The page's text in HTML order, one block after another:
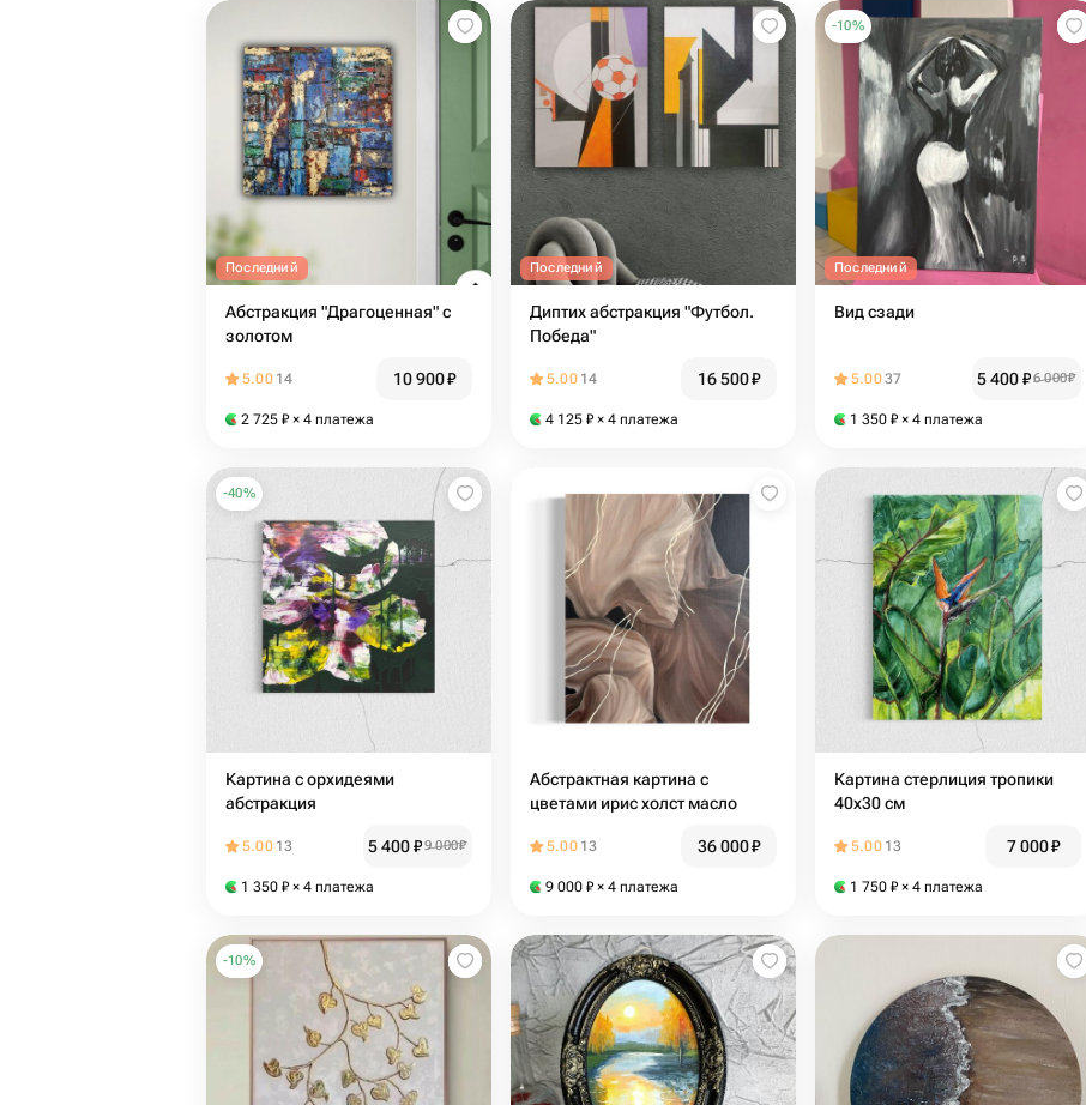
Последний
Абстракция "Драгоценная" с
золотом
5.00 14 10 900₽
2 725 ₽ × 4 платежа
Последний
Диптих абстракция "Футбол.
Победа"
5.00 14 16 500₽
4 125 ₽ × 4 платежа
-10%
Последний
Вид сзади
5.0037 5 400₽6 000₽
1 350 ₽ × 4 платежа
-40%
Картина с орхидеями
абстракция
5.00 13 5 400₽9 000₽
1 350 ₽ × 4 платежа
Абстрактная картина с
цветами ирис холст масло
5.00 13 36 000₽
9 000 ₽ × 4 платежа
Картина стерлиция тропики
40х30 см
5.00 13 7 000₽
1 750 ₽ × 4 платежа
-10%